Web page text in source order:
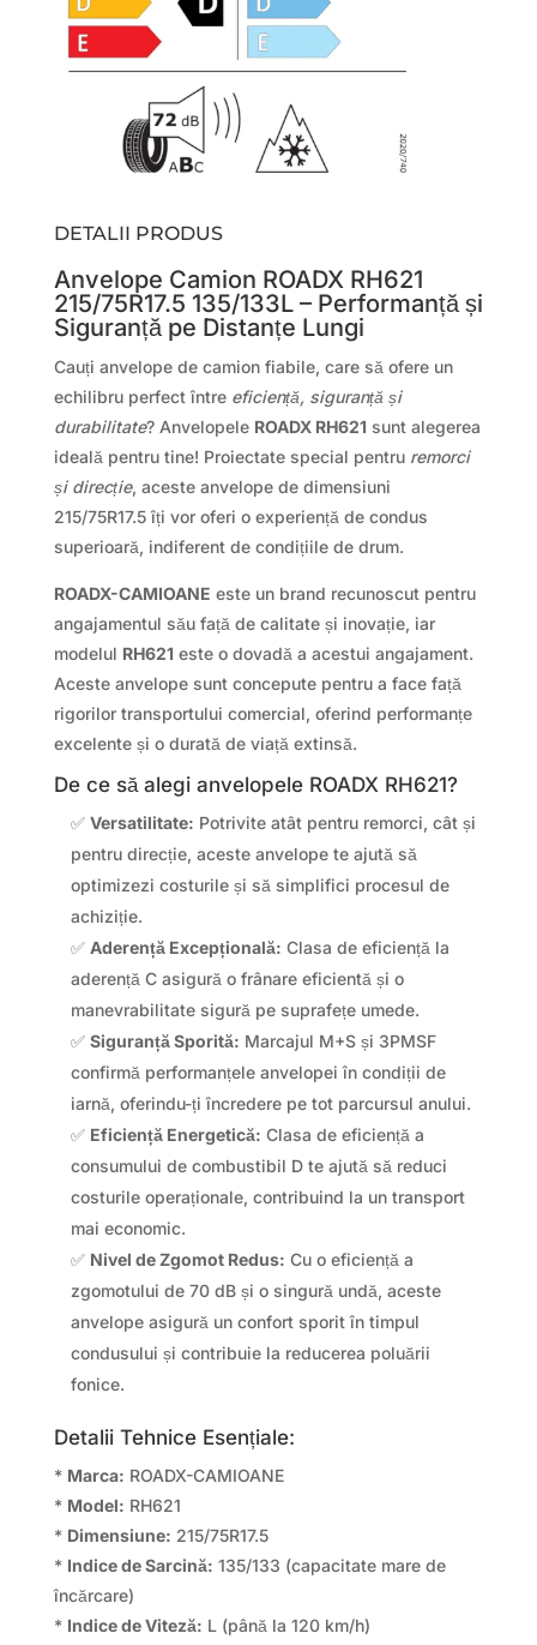
DETALII PRODUS
Anvelope Camion ROADX RH621
215/75R17.5 135/133L – Performanță și
Siguranță pe Distanțe Lungi
Cauți anvelope de camion fiabile, care să ofere un
echilibru perfect între eficiență, siguranță și
durabilitate? Anvelopele ROADX RH621 sunt alegerea
ideală pentru tine! Proiectate special pentru remorci
și direcție, aceste anvelope de dimensiuni
215/75R17.5 îți vor oferi o experiență de condus
superioară, indiferent de condițiile de drum.
ROADX-CAMIOANE este un brand recunoscut pentru
angajamentul său față de calitate și inovație, iar
modelul RH621 este o dovadă a acestui angajament.
Aceste anvelope sunt concepute pentru a face față
rigorilor transportului comercial, oferind performanțe
excelente și o durată de viață extinsă.
De ce să alegi anvelopele ROADX RH621?
✅ Versatilitate: Potrivite atât pentru remorci, cât și
pentru direcție, aceste anvelope te ajută să
optimizezi costurile și să simplifici procesul de
achiziție.
✅ Aderență Excepțională: Clasa de eficiență la
aderență C asigură o frânare eficientă și o
manevrabilitate sigură pe suprafețe umede.
✅ Siguranță Sporită: Marcajul M+S și 3PMSF
confirmă performanțele anvelopei în condiții de
iarnă, oferindu-ți încredere pe tot parcursul anului.
✅ Eficiență Energetică: Clasa de eficiență a
consumului de combustibil D te ajută să reduci
costurile operaționale, contribuind la un transport
mai economic.
✅ Nivel de Zgomot Redus: Cu o eficiență a
zgomotului de 70 dB și o singură undă, aceste
anvelope asigură un confort sporit în timpul
condusului și contribuie la reducerea poluării
fonice.
Detalii Tehnice Esențiale:
* Marca: ROADX-CAMIOANE
* Model: RH621
* Dimensiune: 215/75R17.5
* Indice de Sarcină: 135/133 (capacitate mare de
încărcare)
* Indice de Viteză: L (până la 120 km/h)